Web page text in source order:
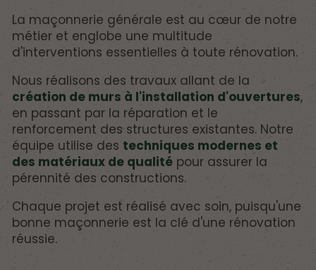
La maçonnerie générale est au cœur de notre
métier et englobe une multitude
d'interventions essentielles à toute rénovation.
Nous réalisons des travaux allant de la
création de murs à l'installation d'ouvertures,
en passant par la réparation et le
renforcement des structures existantes. Notre
équipe utilise des techniques modernes et
des matériaux de qualité pour assurer la
pérennité des constructions.
Chaque projet est réalisé avec soin, puisqu'une
bonne maçonnerie est la clé d'une rénovation
réussie.